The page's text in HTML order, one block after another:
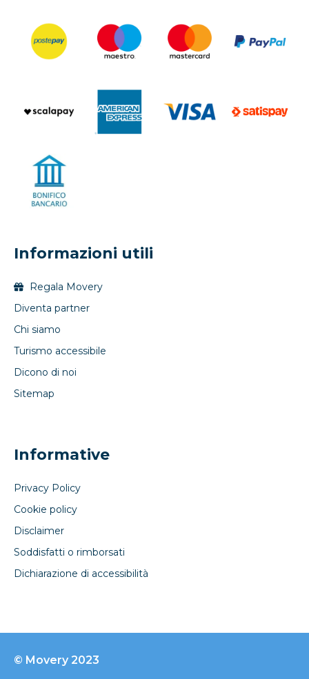
Informazioni utili
Regala Movery
Diventa partner
Chi siamo
Turismo accessibile
Dicono di noi
Sitemap
Informative
Privacy Policy
Cookie policy
Disclaimer
Soddisfatti o rimborsati
Dichiarazione di accessibilità
© Movery 2023